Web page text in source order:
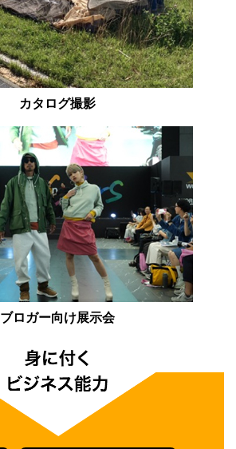
カタログ撮影
ブロガー向け展示会